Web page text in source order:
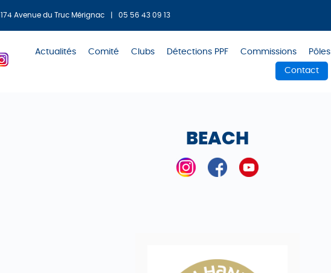
174 Avenue du Truc Mérignac 05 56 43 09 13
Actualités Comité Clubs Détections PPF Commissions Pôles
Contact
BEACH